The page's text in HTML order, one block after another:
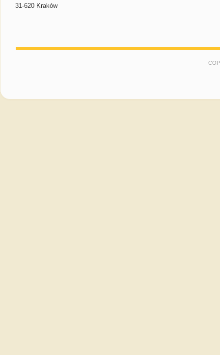
31-620 Kraków